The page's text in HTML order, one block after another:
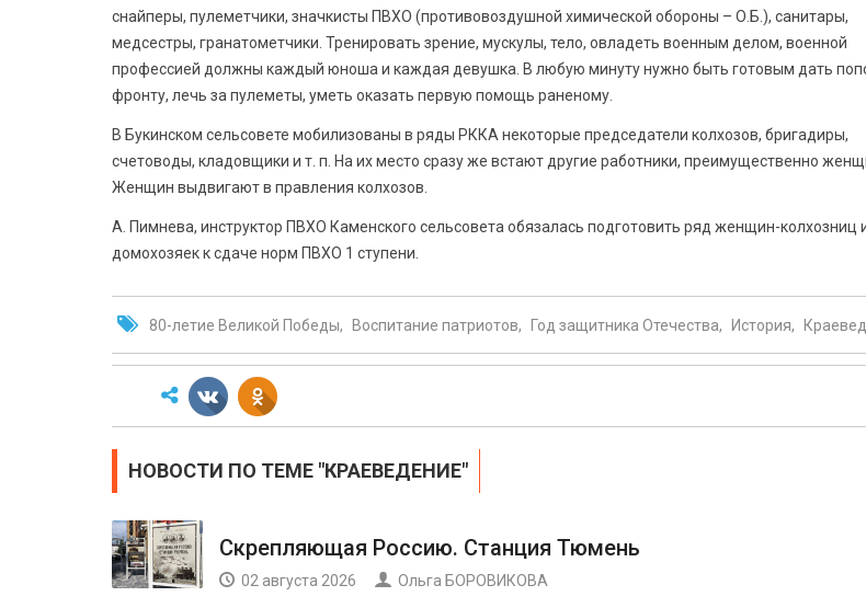
снайперы, пулеметчики, значкисты ПВХО (противовоздушной химической обороны – О.Б.), санитары,
медсестры, гранатометчики. Тренировать зрение, мускулы, тело, овладеть военным делом, военной
профессией должны каждый юноша и каждая девушка. В любую минуту нужно быть готовым дать
фронту, лечь за пулеметы, уметь оказать первую помощь раненому.
В Букинском сельсовете мобилизованы в ряды РККА некоторые председатели колхозов, бригадиры,
счетоводы, кладовщики и т. п. На их место сразу же встают другие работники, преимущественно
Женщин выдвигают в правления колхозов.
А. Пимнева, инструктор ПВХО Каменского сельсовета обязалась подготовить ряд женщин-колхозниц
домохозяек к сдаче норм ПВХО 1 ступени.
80-летие Великой Победы Воспитание патриотов Год защитника Отечества История
НОВОСТИ ПО ТЕМЕ "КРАЕВЕДЕНИЕ"
Скрепляющая Россию. Станция Тюмень
02 августа 2026 Ольга БОРОВИКОВА